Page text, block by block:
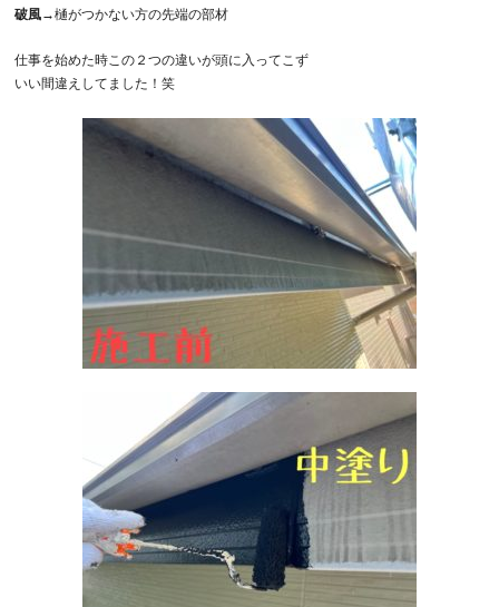
破風→樋がつかない方の先端の部材
仕事を始めた時この２つの違いが頭に入ってこず
いい間違えしてました！笑